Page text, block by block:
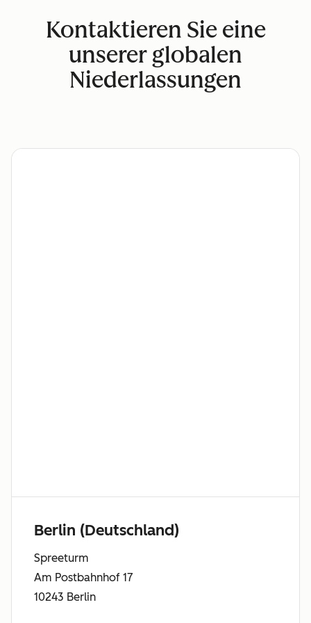
Kontaktieren Sie eine
unserer globalen
Niederlassungen
Berlin (Deutschland)
Spreeturm
Am Postbahnhof 17
10243 Berlin